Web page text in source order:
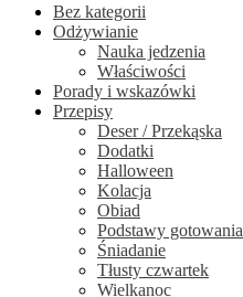
Bez kategorii
Odżywianie
Nauka jedzenia
Właściwości
Porady i wskazówki
Przepisy
Deser / Przekąska
Dodatki
Halloween
Kolacja
Obiad
Podstawy gotowania
Śniadanie
Tłusty czwartek
Wielkanoc